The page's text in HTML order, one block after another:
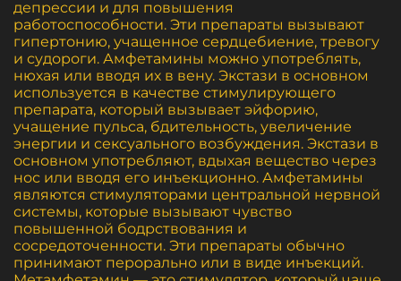
депрессии и для повышения
работоспособности. Эти препараты вызывают
гипертонию, учащенное сердцебиение, тревогу
и судороги. Амфетамины можно употреблять,
нюхая или вводя их в вену. Экстази в основном
используется в качестве стимулирующего
препарата, который вызывает эйфорию,
учащение пульса, бдительность, увеличение
энергии и сексуального возбуждения. Экстази в
основном употребляют, вдыхая вещество через
нос или вводя его инъекционно. Амфетамины
являются стимуляторами центральной нервной
системы, которые вызывают чувство
повышенной бодрствования и
сосредоточенности. Эти препараты обычно
принимают перорально или в виде инъекций.